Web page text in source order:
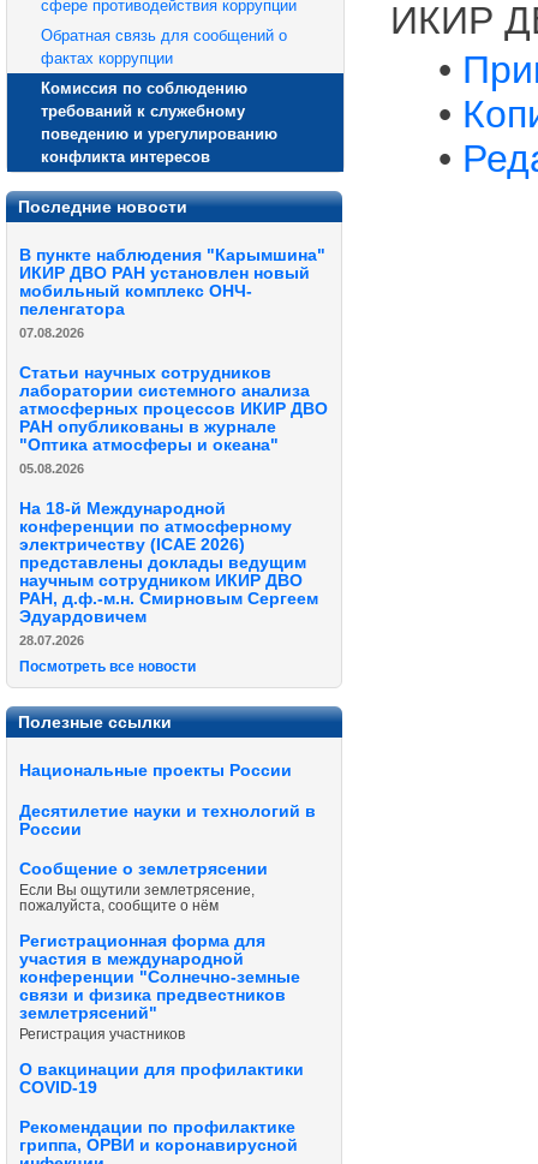
сфере противодействия коррупции
Обратная связь для сообщений о
фактах коррупции
Комиссия по соблюдению
требований к служебному
поведению и урегулированию
конфликта интересов
Последние новости
В пункте наблюдения "Карымшина"
ИКИР ДВО РАН установлен новый
мобильный комплекс ОНЧ-
пеленгатора
07.08.2026
Статьи научных сотрудников
лаборатории системного анализа
атмосферных процессов ИКИР ДВО
РАН опубликованы в журнале
"Оптика атмосферы и океана"
05.08.2026
На 18-й Международной
конференции по атмосферному
электричеству (ICAE 2026)
представлены доклады ведущим
научным сотрудником ИКИР ДВО
РАН, д.ф.-м.н. Смирновым Сергеем
Эдуардовичем
28.07.2026
Посмотреть все новости
Полезные ссылки
Национальные проекты России
Десятилетие науки и технологий в
России
Сообщение о землетрясении
Если Вы ощутили землетрясение,
пожалуйста, сообщите о нём
Регистрационная форма для
участия в международной
конференции "Солнечно-земные
связи и физика предвестников
землетрясений"
Регистрация участников
О вакцинации для профилактики
COVID-19
Рекомендации по профилактике
гриппа, ОРВИ и коронавирусной
ИКИР
•
•
•